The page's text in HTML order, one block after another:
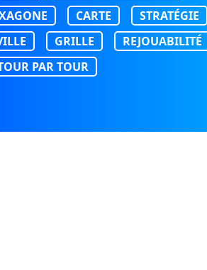
CARTE
STRATÉGIE
GRILLE
REJOUABILITÉ
PAR TOUR